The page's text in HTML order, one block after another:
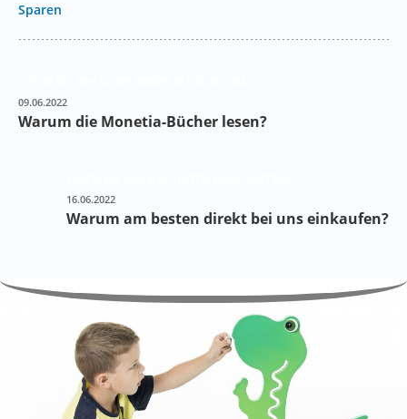
Sparen
09.06.2022
Warum die Monetia-Bücher lesen?
16.06.2022
Warum am besten direkt bei uns einkaufen?